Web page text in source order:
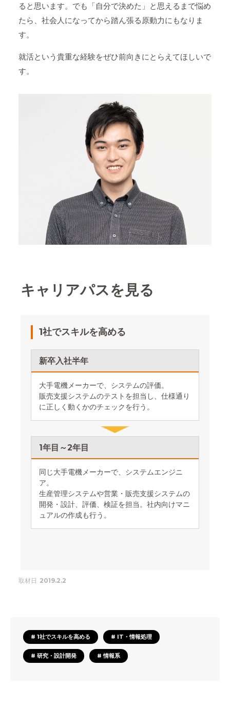
ると思います。でも「自分で決めた」と思えるまで悩め
たら、社会人になってから踏ん張る原動力にもなりま
す。
就活という貴重な経験をぜひ前向きにとらえてほしいで
す。
キャリアパスを見る
1社でスキルを高める
新卒入社半年
大手電機メーカーで、システムの評価。
販売支援システムのテストを担当し、仕様通り
に正しく動くかのチェックを行う。
1年目～2年目
同じ大手電機メーカーで、システムエンジニ
ア。
生産管理システムや営業・販売支援システムの
開発・設計、評価、検証を担当。社内向けマニ
ュアルの作成も行う。
取材日 2019.2.2
# 1社でスキルを高める # IT・情報処理
# 研究・設計開発 # 情報系